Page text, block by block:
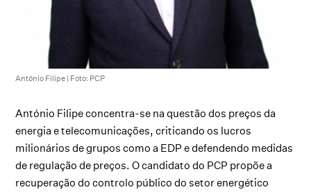
António Filipe | Foto: PCP
António Filipe concentra-se na questão dos preços da
energia e telecomunicações, criticando os lucros
milionários de grupos como a EDP e defendendo medidas
de regulação de preços. O candidato do PCP propõe a
recuperação do controlo público do setor energético